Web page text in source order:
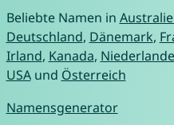
Beliebte Namen in
Deutschland, Dänemark,
Irland, Kanada, Niederlande
USAund Österreich
Namensgenerator